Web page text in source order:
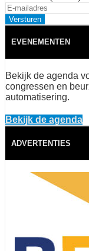
EVENEMENTEN
Bekijk de agenda
congressen en
automatisering.
Bekijk de agenda
ADVERTENTIES